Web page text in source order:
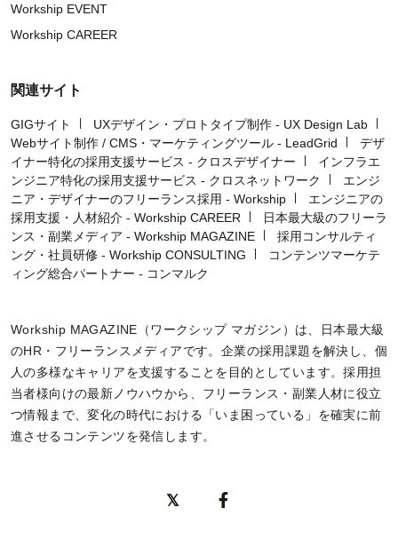
Workship EVENT
Workship CAREER
関連サイト
GIGサイト
UXデザイン・プロトタイプ制作 - UX Design Lab
Webサイト制作 / CMS・マーケティングツール - LeadGrid
デザ
イナー特化の採用支援サービス - クロスデザイナー
インフラエ
ンジニア特化の採用支援サービス - クロスネットワーク
エンジ
ニア・デザイナーのフリーランス採用 - Workship
エンジニアの
採用支援・人材紹介 - Workship CAREER
日本最大級のフリーラ
ンス・副業メディア - Workship MAGAZINE
採用コンサルティ
ング・社員研修 - Workship CONSULTING
コンテンツマーケテ
ィング総合パートナー - コンマルク
Workship MAGAZINE（ワークシップ マガジン）は、日本最大級
のHR・フリーランスメディアです。企業の採用課題を解決し、個
人の多様なキャリアを支援することを目的としています。採用担
当者様向けの最新ノウハウから、フリーランス・副業人材に役立
つ情報まで、変化の時代における「いま困っている」を確実に前
進させるコンテンツを発信します。